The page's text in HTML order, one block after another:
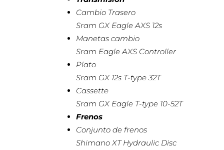
Cambio Trasero
Sram GX Eagle AXS 12s
Manetas cambio
Sram Eagle AXS Controller
Plato
Sram GX 12s T-type 32T
Cassette
Sram GX Eagle T-type 10-52T
Frenos
Conjunto de frenos
Shimano XT Hydraulic Disc